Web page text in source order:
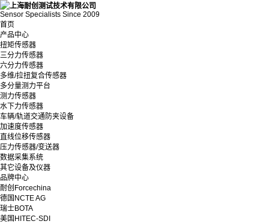
Sensor Specialists Since 2009
首页
产品中心
扭矩传感器
三分力传感器
六分力传感器
多维/拉扭复合传感器
多分量测力平台
测力传感器
水下力传感器
车辆/轨道交通防夹设备
加速度传感器
直线位移传感器
压力传感器/变送器
数据采集系统
其它设备及仪器
品牌中心
耐创Forcechina
德国NCTE AG
瑞士BOTA
美国HITEC-SDI